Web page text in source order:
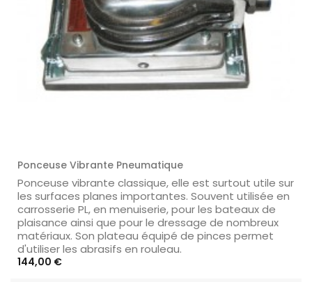
Ponceuse Vibrante Pneumatique
Ponceuse vibrante classique, elle est surtout utile sur
les surfaces planes importantes. Souvent utilisée en
carrosserie PL, en menuiserie, pour les bateaux de
plaisance ainsi que pour le dressage de nombreux
matériaux. Son plateau équipé de pinces permet
d'utiliser les abrasifs en rouleau.
Prix
144,00 €